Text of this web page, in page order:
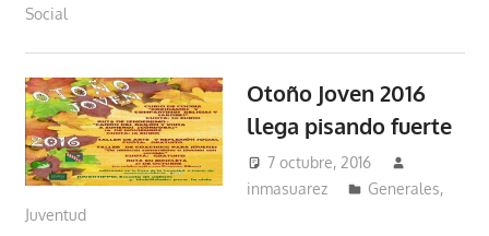
Social
Otoño Joven 2016
llega pisando fuerte
7 octubre, 2016
inmasuarez
Generales,
Juventud